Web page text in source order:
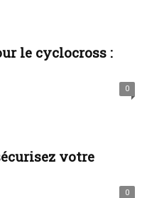
le cyclocross :
0
votre
0